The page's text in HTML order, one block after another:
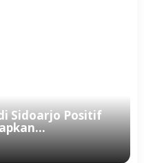
Sidoarjo Positif